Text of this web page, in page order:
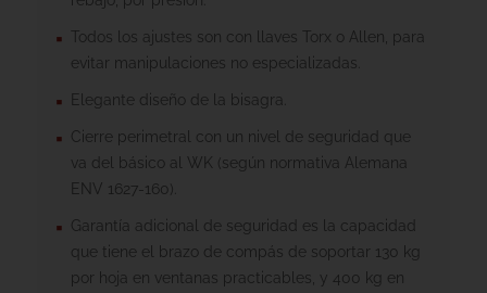
Todos los ajustes son con llaves Torx o Allen, para
evitar manipulaciones no especializadas.
Elegante diseño de la bisagra.
Cierre perimetral con un nivel de seguridad que
va del básico al WK (según normativa Alemana
ENV 1627-160).
Garantía adicional de seguridad es la capacidad
que tiene el brazo de compás de soportar 130 kg
por hoja en ventanas practicables, y 400 kg en